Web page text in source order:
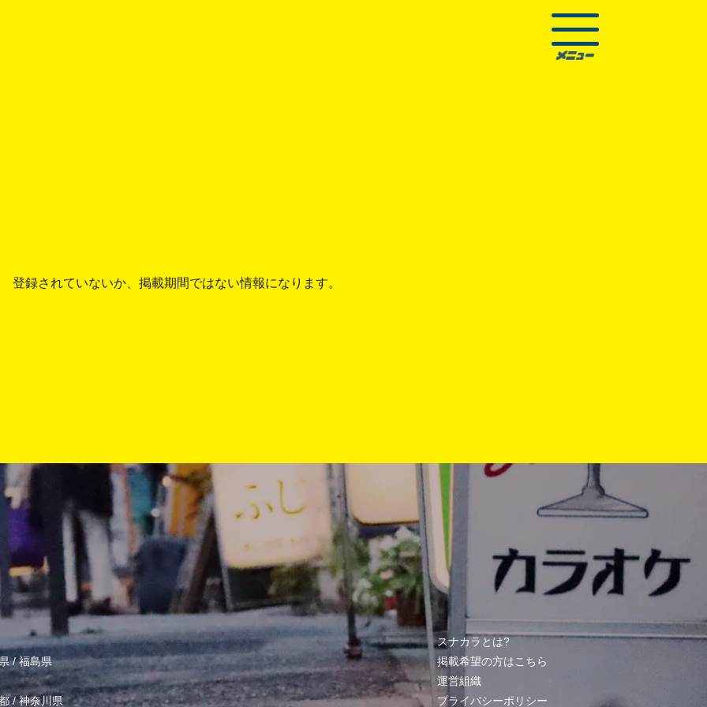
登録されていないか、掲載期間ではない情報になります。
/福島県
/神奈川県
スナカラとは?
掲載希望の方はこちら
運営組織
プライバシーポリシー